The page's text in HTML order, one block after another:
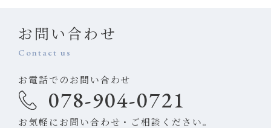
お問い合わせ
Contact us
お電話でのお問い合わせ
078-904-0721
お気軽にお問い合わせ・ご相談ください。